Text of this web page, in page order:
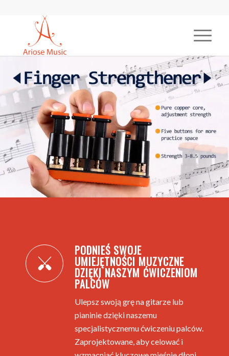
PODNIEŚ SWOJE
UMIEJĘTNOŚCI MUZYCZNE
DZIĘKI NASZYM ĆWICZENIOM
PALCÓW
Ulepsz swoją grę na gitarze lub
pianinie dzięki naszemu
specjalistycznemu ćwiczeniu palców.
Zaprojektowane, aby celować i